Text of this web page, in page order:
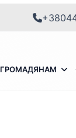
ГРОМАДЯНАМ